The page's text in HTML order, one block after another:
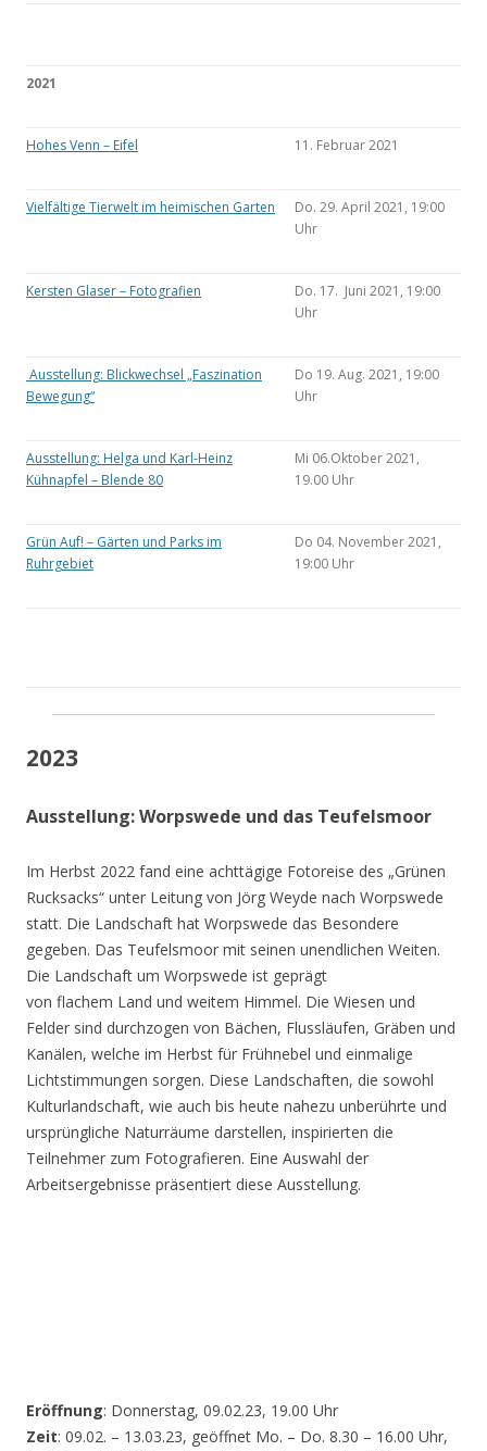
2021
Hohes Venn – Eifel 11. Februar 2021
Vielfältige Tierwelt im heimischen Garten
Do. 29. April 2021, 19:00
Uhr
Kersten Glaser – Fotografien
Do. 17. Juni 2021, 19:00
Uhr
Ausstellung: Blickwechsel „Faszination
Bewegung“
Do 19. Aug. 2021, 19:00
Uhr
Ausstellung: Helga und Karl-Heinz
Kühnapfel – Blende 80
Mi 06.Oktober 2021,
19.00 Uhr
Grün Auf! – Gärten und Parks im
Ruhrgebiet
Do 04. November 2021,
19:00 Uhr
2023
Ausstellung: Worpswede und das Teufelsmoor
Im Herbst 2022 fand eine achttägige Fotoreise des „Grünen
Rucksacks“ unter Leitung von Jörg Weyde nach Worpswede
statt. Die Landschaft hat Worpswede das Besondere
gegeben. Das Teufelsmoor mit seinen unendlichen Weiten.
Die Landschaft um Worpswede ist geprägt
von flachem Land und weitem Himmel. Die Wiesen und
Felder sind durchzogen von Bächen, Flussläufen, Gräben und
Kanälen, welche im Herbst für Frühnebel und einmalige
Lichtstimmungen sorgen. Diese Landschaften, die sowohl
Kulturlandschaft, wie auch bis heute nahezu unberührte und
ursprüngliche Naturräume darstellen, inspirierten die
Teilnehmer zum Fotografieren. Eine Auswahl der
Arbeitsergebnisse präsentiert diese Ausstellung.
Eröffnung: Donnerstag, 09.02.23, 19.00 Uhr
Zeit: 09.02. – 13.03.23, geöffnet Mo. – Do. 8.30 – 16.00 Uhr,